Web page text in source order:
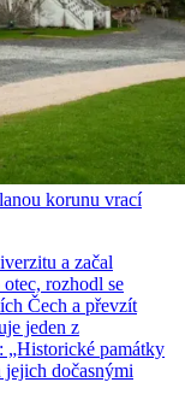
korunu vrací
a začal
rozhodl se
Čech a převzít
jeden z
„Historické památky
jejich dočasnými